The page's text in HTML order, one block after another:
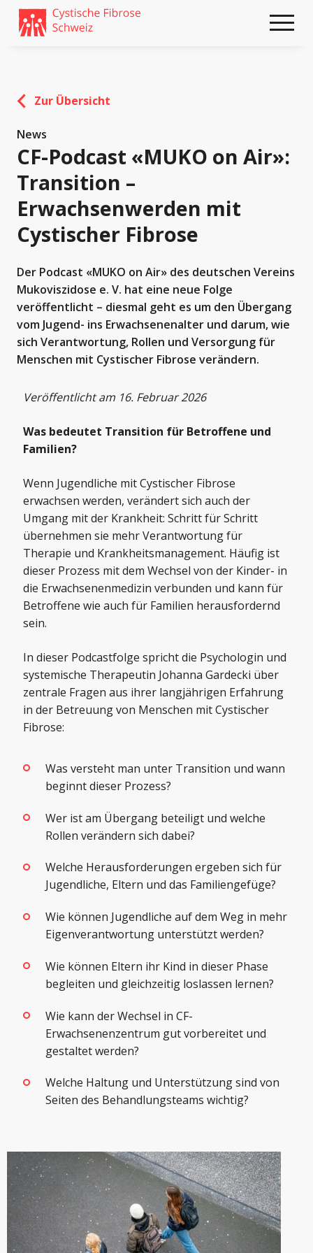
Weiter
zum
skip
Zur Übersicht
News
CF-Podcast «MUKO on Air»:
Transition –
Erwachsenwerden mit
Cystischer Fibrose
Der Podcast «MUKO on Air» des deutschen Vereins
Mukoviszidose e. V. hat eine neue Folge
veröffentlicht – diesmal geht es um den Übergang
vom Jugend- ins Erwachsenenalter und darum, wie
sich Verantwortung, Rollen und Versorgung für
Menschen mit Cystischer Fibrose verändern.
Veröffentlicht am 16. Februar 2026
Was bedeutet Transition für Betroffene und
Familien?
Wenn Jugendliche mit Cystischer Fibrose
erwachsen werden, verändert sich auch der
Umgang mit der Krankheit: Schritt für Schritt
übernehmen sie mehr Verantwortung für
Therapie und Krankheitsmanagement. Häufig ist
dieser Prozess mit dem Wechsel von der Kinder- in
die Erwachsenenmedizin verbunden und kann für
Betroffene wie auch für Familien herausfordernd
sein.
In dieser Podcastfolge spricht die Psychologin und
systemische Therapeutin Johanna Gardecki über
zentrale Fragen aus ihrer langjährigen Erfahrung
in der Betreuung von Menschen mit Cystischer
Fibrose:
Was versteht man unter Transition und wann
beginnt dieser Prozess?
Wer ist am Übergang beteiligt und welche
Rollen verändern sich dabei?
Welche Herausforderungen ergeben sich für
Jugendliche, Eltern und das Familiengefüge?
Wie können Jugendliche auf dem Weg in mehr
Eigenverantwortung unterstützt werden?
Wie können Eltern ihr Kind in dieser Phase
begleiten und gleichzeitig loslassen lernen?
Wie kann der Wechsel in CF-
Erwachsenenzentrum gut vorbereitet und
gestaltet werden?
Welche Haltung und Unterstützung sind von
Seiten des Behandlungsteams wichtig?